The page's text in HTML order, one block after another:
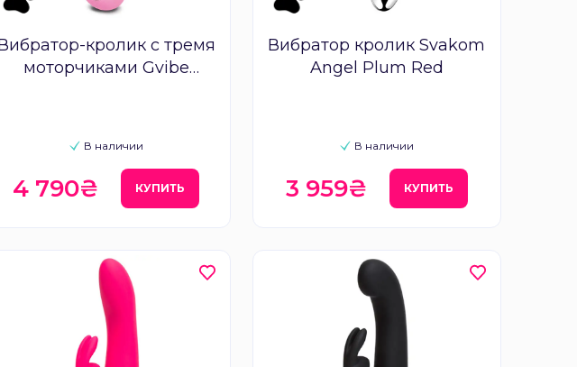
кролик с тремя
моторчиками Gvibe
В наличии
4 790₴ КУПИТЬ
Вибратор кролик Svakom
Angel Plum Red
В наличии
3 959₴ КУПИТЬ